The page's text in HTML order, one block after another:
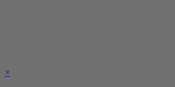
×